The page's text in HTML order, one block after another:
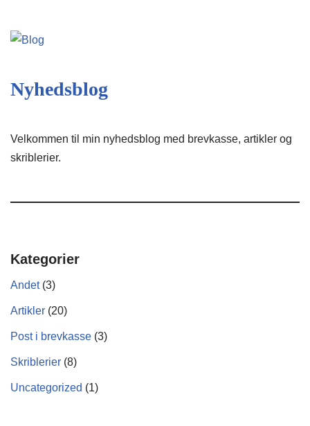
Nyhedsblog
Velkommen til min nyhedsblog med brevkasse, artikler og
skriblerier.
Kategorier
Andet(3)
Artikler (20)
Post i brevkasse (3)
Skriblerier (8)
Uncategorized (1)